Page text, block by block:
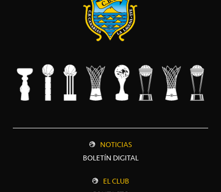
NOTICIAS
BOLETÍN DIGITAL
EL CLUB